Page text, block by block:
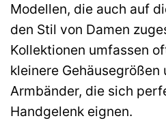
Modellen, die auch auf
den Stil von Damen
Kollektionen umfassen
kleinere Gehäusegrößen
Armbänder, die sich
Handgelenk eignen.